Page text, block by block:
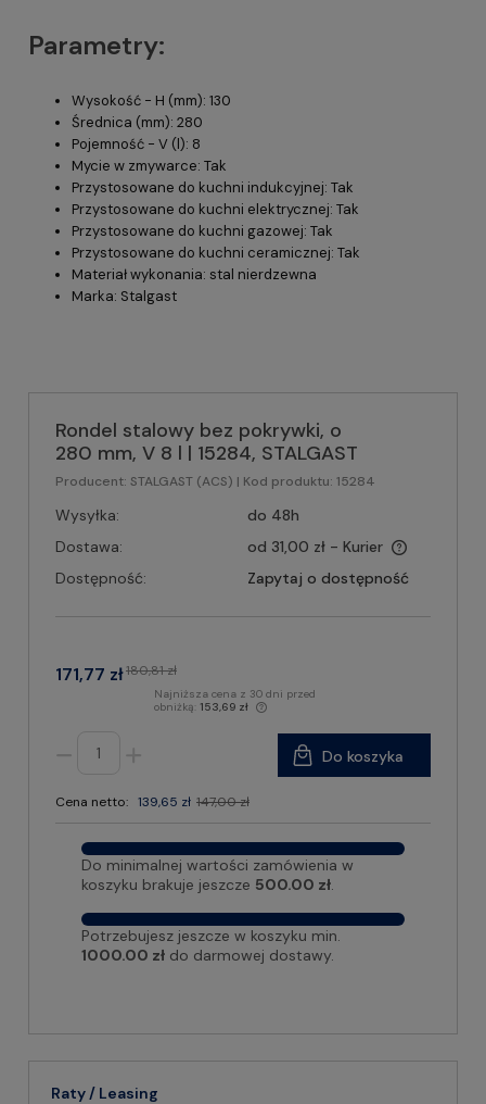
Parametry:
Wysokość - H (mm): 130
Średnica (mm): 280
Pojemność - V (l): 8
Mycie w zmywarce: Tak
Przystosowane do kuchni indukcyjnej: Tak
Przystosowane do kuchni elektrycznej: Tak
Przystosowane do kuchni gazowej: Tak
Przystosowane do kuchni ceramicznej: Tak
Materiał wykonania: stal nierdzewna
Marka: Stalgast
Rondel stalowy bez pokrywki, o
280 mm, V 8 l | 15284, STALGAST
Producent: STALGAST (ACS) | Kod produktu: 15284
Wysyłka:
do 48h
Dostawa:
od 31,00 zł - Kurier
Dostępność:
Zapytaj o dostępność
171,77 zł180,81 zł
Najniższa cena z 30 dni przed
obniżką: 153,69 zł
Cena netto: 139,65 zł 147,00 zł
Do koszyka
Do minimalnej wartości zamówienia w
koszyku brakuje jeszcze 500.00 zł.
Potrzebujesz jeszcze w koszyku min.
1000.00 zł do darmowej dostawy.
Raty / Leasing